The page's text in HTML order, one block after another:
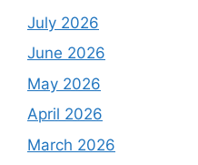
July 2026
June 2026
May 2026
April 2026
March 2026